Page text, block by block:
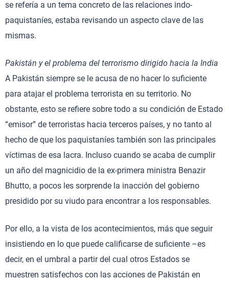
se refería a un tema concreto de las relaciones indo-
paquistaníes, estaba revisando un aspecto clave de las
mismas.
Pakistán y el problema del terrorismo dirigido hacia la India
A Pakistán siempre se le acusa de no hacer lo suficiente
para atajar el problema terrorista en su territorio. No
obstante, esto se refiere sobre todo a su condición de Estado
“emisor” de terroristas hacia terceros países, y no tanto al
hecho de que los paquistaníes también son las principales
víctimas de esa lacra. Incluso cuando se acaba de cumplir
un año del magnicidio de la ex-primera ministra Benazir
Bhutto, a pocos les sorprende la inacción del gobierno
presidido por su viudo para encontrar a los responsables.
Por ello, a la vista de los acontecimientos, más que seguir
insistiendo en lo que puede calificarse de suficiente –es
decir, en el umbral a partir del cual otros Estados se
muestren satisfechos con las acciones de Pakistán en